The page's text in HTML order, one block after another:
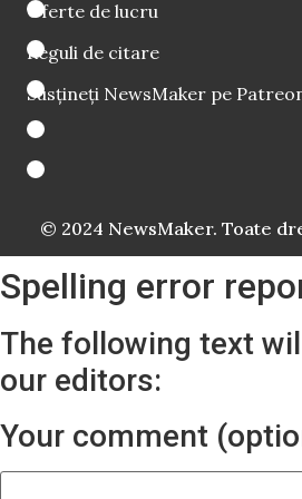
Oferte de lucru
Reguli de citare
Susțineți NewsMaker pe
© 2024 NewsMaker. Toate
Spelling error
The following text
our editors:
Your comment